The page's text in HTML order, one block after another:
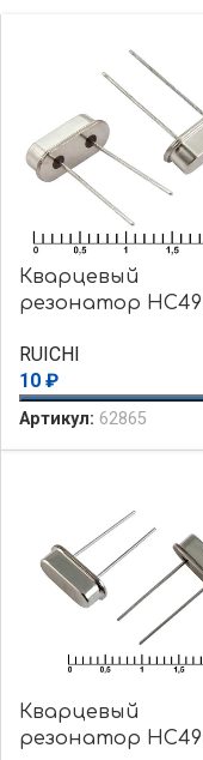
Кварцевый
резонатор
RUICHI
10 ₽
Артикул: 62865
Кварцевый
резонатор